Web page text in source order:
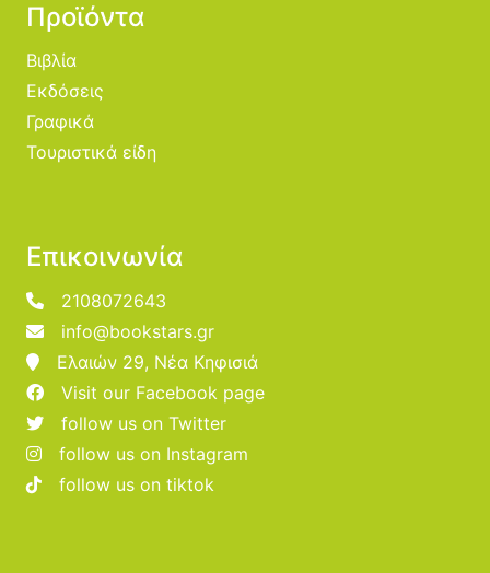
Προϊόντα
Βιβλία
Εκδόσεις
Γραφικά
Τουριστικά είδη
Επικοινωνία
2108072643
info@bookstars.gr
Ελαιών 29, Νέα Κηφισιά
Visit our Facebook page
follow us on Twitter
follow us on Instagram
follow us on tiktok